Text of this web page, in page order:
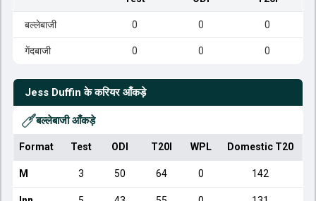
बल्लेबाजी 0 0 0
गेंदबाजी 0 0 0
Jess Duffin के करियर आँकड़े
बल्लेबाजी आँकड़े
Format Test ODI T20I WPL Domestic T20
M 3 50 64 0 142